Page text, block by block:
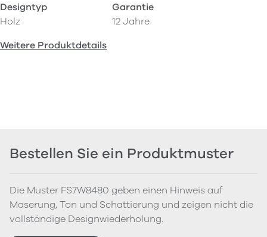
Designtyp
Holz
Garantie
12 Jahre
Weitere Produktdetails
Bestellen Sie ein Produktmuster
Die Muster FS7W8480 geben einen Hinweis auf
Maserung, Ton und Schattierung und zeigen nicht die
vollständige Designwiederholung.